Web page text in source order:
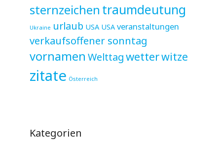
sternzeichen traumdeutung
Ukraine urlaub USA USA veranstaltungen
verkaufsoffener sonntag
vornamen Welttagwetterwitze
zitate Österreich
Kategorien